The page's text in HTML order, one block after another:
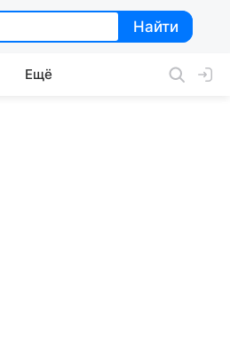
Найти
Найти
Ещё